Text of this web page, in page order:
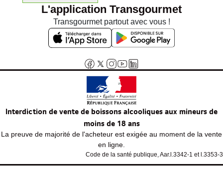
L'application Transgourmet
Transgourmet partout avec vous !
Interdiction de vente de boissons alcooliques aux mineurs de
moins de 18 ans
La preuve de majorité de l'acheteur est exigée au moment de la vente
en ligne.
Code de la santé publique, Aar.l.3342-1 et l.3353-3